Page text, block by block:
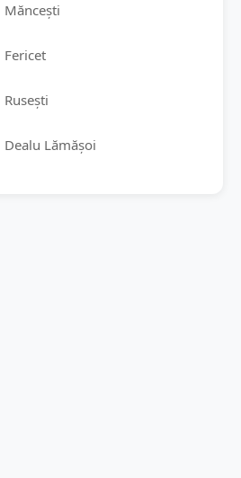
Măncești
Fericet
Rusești
Dealu Lămășoi